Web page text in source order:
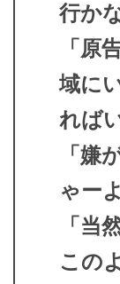
行か
「原
域に
れば
「嫌
ゃー
「当
この